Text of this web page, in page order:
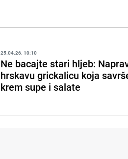
25.04.26. 10:10
Ne bacajte stari hljeb:
hrskavu grickalicu koja
krem supe i salate